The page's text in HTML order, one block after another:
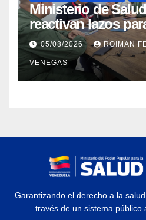
Ministerio de
reactivan lazos
epidemiológica y
enfermedades
05/08/2026 ROIMAN
VENEGAS
Garantizando el derecho a la
través de un sistema público